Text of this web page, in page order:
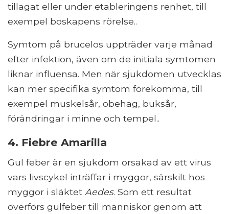
tillagat eller under etableringens renhet, till
exempel boskapens rörelse..
Symtom på brucelos uppträder varje månad
efter infektion, även om de initiala symtomen
liknar influensa. Men när sjukdomen utvecklas
kan mer specifika symtom förekomma, till
exempel muskelsår, obehag, buksår,
förändringar i minne och tempel..
4. Fiebre Amarilla
Gul feber är en sjukdom orsakad av ett virus
vars livscykel inträffar i myggor, särskilt hos
myggor i släktet Aedes. Som ett resultat
överförs gulfeber till människor genom att